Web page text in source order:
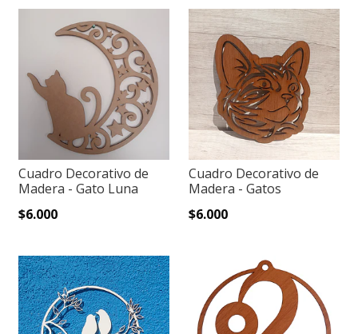
Cuadro Decorativo de
Madera - Gato Luna
$6.000
Cuadro Decorativo de
Madera - Gatos
$6.000